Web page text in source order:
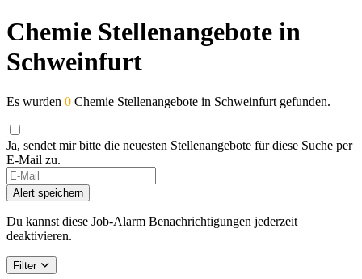
Chemie Stellenangebote in
Schweinfurt
Es wurden 0 Chemie Stellenangebote in Schweinfurt gefunden.
Ja, sendet mir bitte die neuesten Stellenangebote für diese Suche per
E-Mail zu.
Alert speichern
Du kannst diese Job-Alarm Benachrichtigungen jederzeit
deaktivieren.
Filter